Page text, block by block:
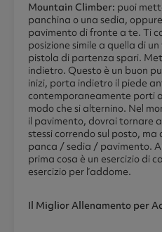
Mountain Climber: puoi
panchina o una sedia,
pavimento di fronte a te. Ti
posizione simile a quella di
pistola di partenza spari.
indietro. Questo è un buon
inizi, porta indietro il piede
contemporaneamente porti
modo che si alternino. Nel
il pavimento, dovrai tornare
stessi correndo sul posto,
panca / sedia / pavimento.
prima cosa è un esercizio di
esercizio per l’addome.
Il Miglior Allenamento per